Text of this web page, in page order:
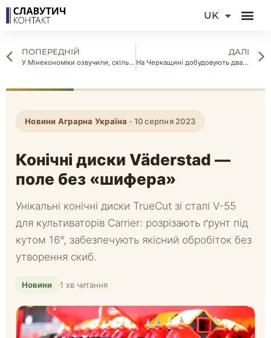
UK
FR
ПОПЕРЕДНІЙ
У Мінекономіки озвучили, скільки земельних угідь вдасться повернути у використання за 10 років
ДАЛІ
На Черкащині добудовують два переробних заводи
Новини Аграрна Україна · 10 серпня 2023
Конічні диски Väderstad —
поле без «шифера»
Унікальні конічні диски TrueCut зі сталі V-55
для культиваторів Carrier: розрізають ґрунт під
кутом 16°, забезпечують якісний обробіток без
утворення скиб.
Новини ·1 хв читання